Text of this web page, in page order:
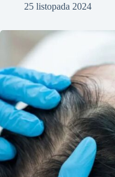
25 listopada 2024